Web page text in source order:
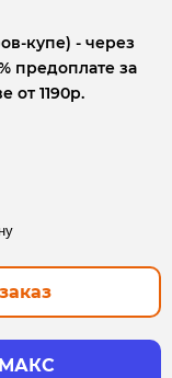
купе) - через
предоплате за
от 1190р.
МАКС